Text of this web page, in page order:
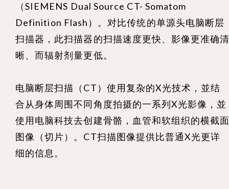
（SIEMENS Dual Source CT- Somatom
Definition Flash）。对比传统的单源头电脑断层
扫描器，此扫描器的扫描速度更快、影像更准确
晰、而辐射剂量更低。
电脑断层扫描（CT）使用复杂的X光技术，並结
合从身体周围不同角度拍摄的一系列X光影像，並
使用电脑科技去创建骨骼，血管和软组织的横截
图像（切片）。CT扫描图像提供比普通X光更详
细的信息。